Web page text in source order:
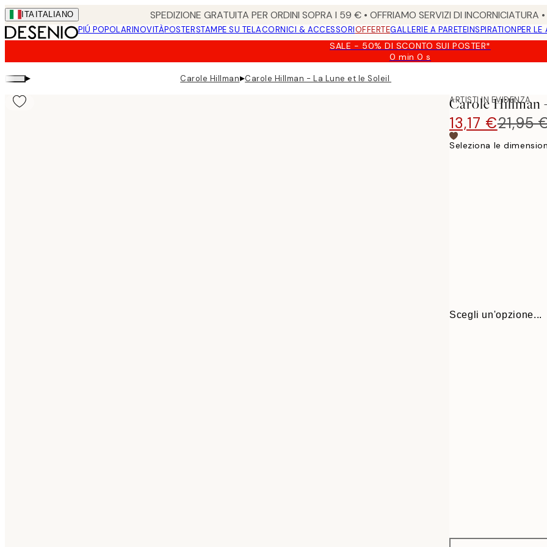
Skip
to
main
ITA ITALIANO SPEDIZIONE GRATUITA PER ORDINI SOPRA I 59 € • OFFRIAMO SERVIZI DI
PIÚ POPOLARINOVITÀPOSTERSTAMPE SU TELACORNICI & ACCESSORIOFFERTEGALLERIE A PARETEINSPIRATIONPER LE
SALE - 50% DI SCONTO SUI POSTER*
0 min0 s
Valido
▸ Carole Hillman▸Carole Hillman - La Lune et le Soleil Poster
ARTISTI IN EVIDENZA
Carole Hillman
13,17 €21,95
Seleziona le
Scegli un'opzione...